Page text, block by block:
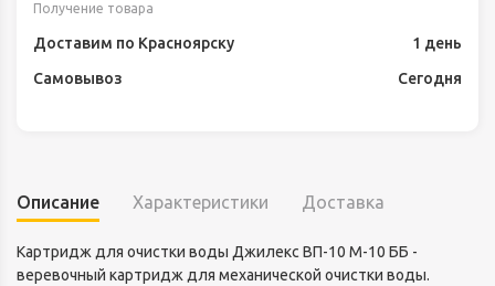
Получение товара
Доставим по Красноярску
1 день
Самовывоз
Сегодня
Описание Характеристики Доставка
Картридж для очистки воды Джилекс ВП-10 М-10 ББ -
веревочный картридж для механической очистки воды.